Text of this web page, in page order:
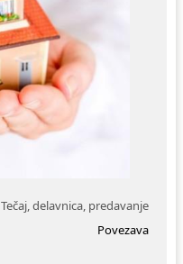
Tečaj, delavnica, predavanje
Povezava